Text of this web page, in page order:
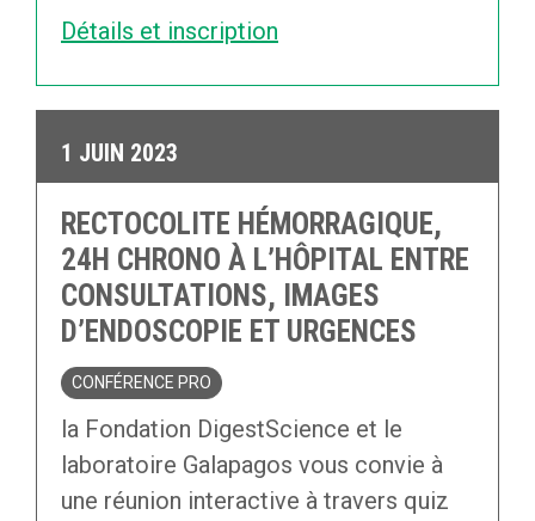
Détails et inscription
1 JUIN 2023
RECTOCOLITE HÉMORRAGIQUE,
24H CHRONO À L’HÔPITAL ENTRE
CONSULTATIONS, IMAGES
D’ENDOSCOPIE ET URGENCES
CONFÉRENCE PRO
la Fondation DigestScience et le
laboratoire Galapagos vous convie à
une réunion interactive à travers quiz